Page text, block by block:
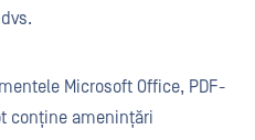
Microsoft Office, PDF-
conține amenințări